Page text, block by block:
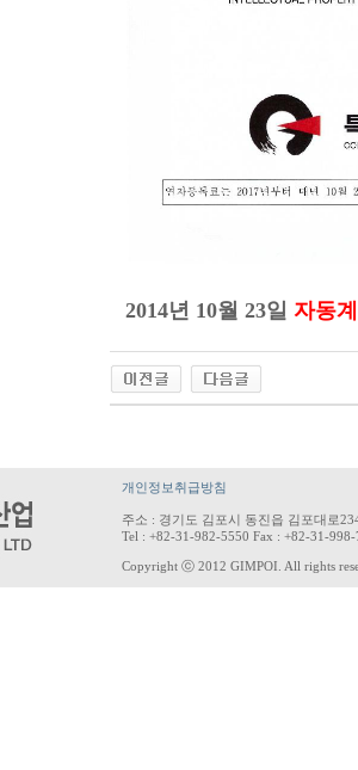
2014년 10월 23일 자동
개인정보취급방침
주소 : 경기도 김포시 동진읍 김포대로
Tel : +82-31-982-5550 Fax : +82-31-
Copyright ⓒ 2012 GIMPOI. All rights